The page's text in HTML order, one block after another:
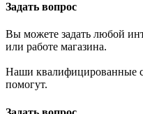
Задать вопрос
Вы можете задать любой
или работе магазина.
Наши квалифицированные
помогут.